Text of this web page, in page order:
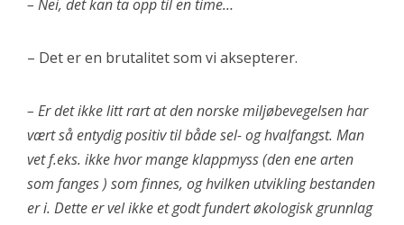
– Nei, det kan ta opp til en time…
– Det er en brutalitet som vi aksepterer.
– Er det ikke litt rart at den norske miljøbevegelsen har
vært så entydig positiv til både sel- og hvalfangst. Man
vet f.eks. ikke hvor mange klappmyss (den ene arten
som fanges ) som finnes, og hvilken utvikling bestanden
er i. Dette er vel ikke et godt fundert økologisk grunnlag